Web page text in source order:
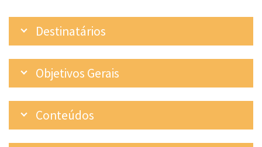
Destinatários
Objetivos Gerais
Conteúdos